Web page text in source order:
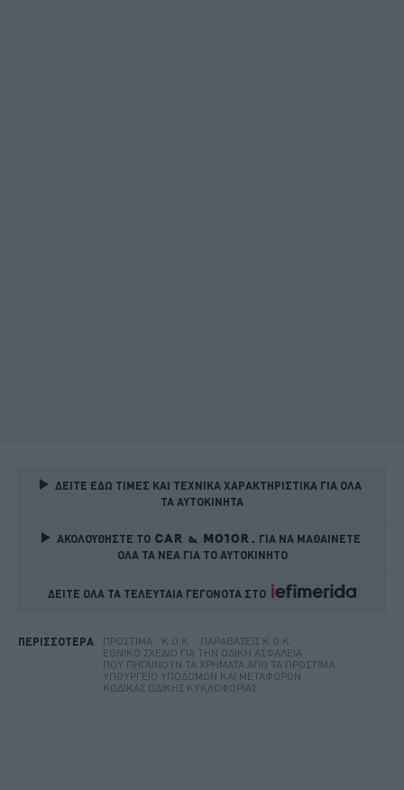
ΔΕΙΤΕ ΕΔΩ ΤΙΜΕΣ ΚΑΙ ΤΕΧΝΙΚΑ ΧΑΡΑΚΤΗΡΙΣΤΙΚΑ ΓΙΑ ΟΛΑ
ΤΑ ΑΥΤΟΚΙΝΗΤΑ
ΑΚΟΛΟΥΘΗΣΤΕ ΤΟ
ΓΙΑ ΝΑ ΜΑΘΑΙΝΕΤΕ
ΟΛΑ ΤΑ ΝΕΑ ΓΙΑ ΤΟ ΑΥΤΟΚΙΝΗΤΟ
ΔΕΙΤΕ ΟΛΑ ΤΑ ΤΕΛΕΥΤΑΙΑ ΓΕΓΟΝΟΤΑ ΣΤΟ
ΠΕΡΙΣΣΟΤΕΡΑ ΠΡΌΣΤΙΜΑ Κ.Ο.Κ.
ΠΑΡΑΒΆΣΕΙΣ Κ.Ο.Κ.
ΕΘΝΙΚΌ ΣΧΈΔΙΟ ΓΙΑ ΤΗΝ ΟΔΙΚΉ ΑΣΦΆΛΕΙΑ
ΠΟΎ ΠΗΓΑΊΝΟΥΝ ΤΑ ΧΡΉΜΑΤΑ ΑΠΌ ΤΑ ΠΡΌΣΤΙΜΑ
ΥΠΟΥΡΓΕΊΟ ΥΠΟΔΟΜΏΝ ΚΑΙ ΜΕΤΑΦΟΡΏΝ
ΚΏΔΙΚΑΣ ΟΔΙΚΉΣ ΚΥΚΛΟΦΟΡΊΑΣ